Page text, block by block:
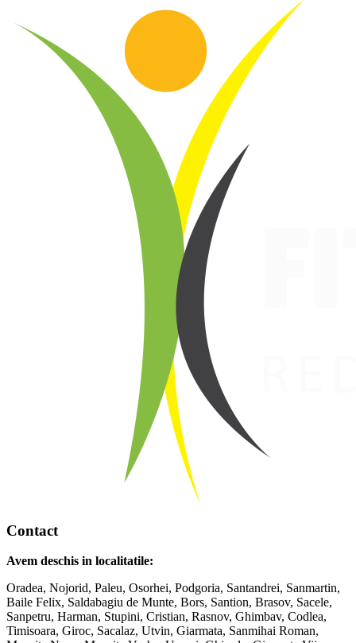
Contact
Avem deschis in localitatile:
Oradea, Nojorid, Paleu, Osorhei, Podgoria, Santandrei, Sanmartin,
Baile Felix, Saldabagiu de Munte, Bors, Santion, Brasov, Sacele,
Sanpetru, Harman, Stupini, Cristian, Rasnov, Ghimbav, Codlea,
Timisoara, Giroc, Sacalaz, Utvin, Giarmata, Sanmihai Roman,